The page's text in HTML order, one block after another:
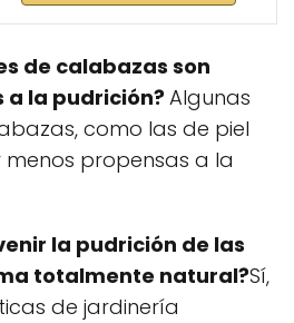
de calabazas son
a la pudrición? Algunas
como las de piel
propensas a la
la pudrición de las
totalmente natural?Sí,
de jardinería